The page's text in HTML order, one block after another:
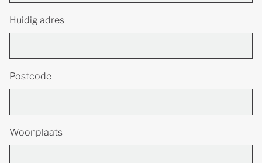
Huidig adres
Postcode
Woonplaats